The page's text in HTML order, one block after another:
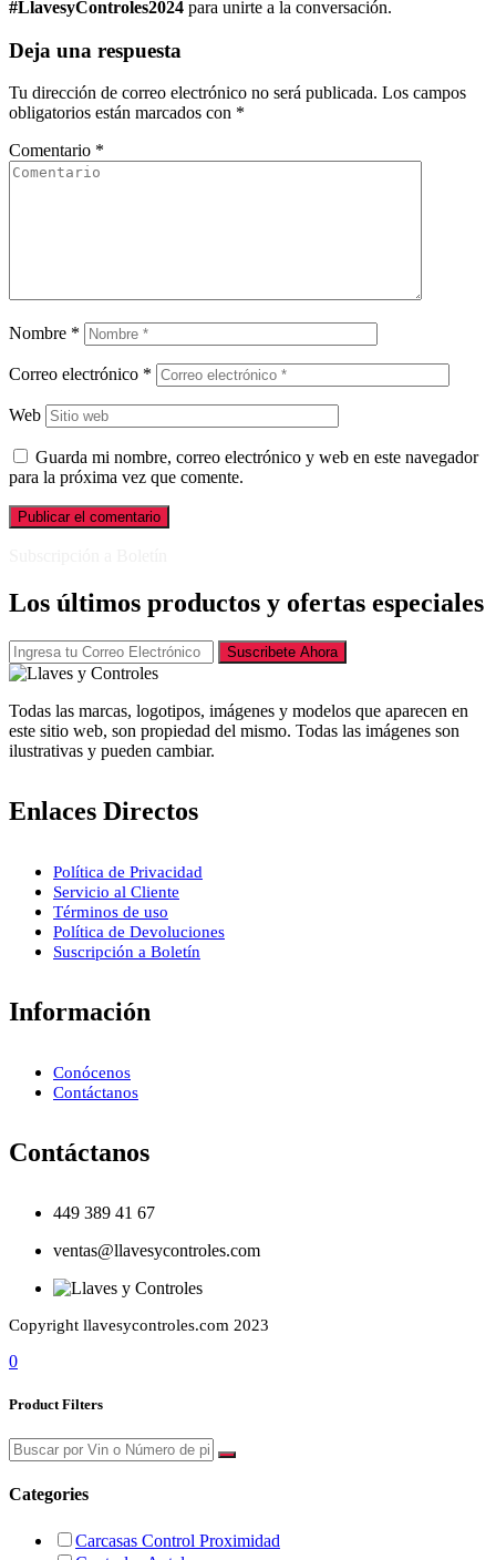
#LlavesyControles2024 para unirte a la conversación.
Deja una respuesta
Tu dirección de correo electrónico no será publicada. Los campos
obligatorios están marcados con *
Comentario *
Nombre *
Correo electrónico *
Web
Guarda mi nombre, correo electrónico y web en este navegador
para la próxima vez que comente.
Los últimos productos y ofertas especiales
Suscribete Ahora
Todas las marcas, logotipos, imágenes y modelos que aparecen en
este sitio web, son propiedad del mismo. Todas las imágenes son
ilustrativas y pueden cambiar.
Enlaces Directos
Política de Privacidad
Servicio al Cliente
Términos de uso
Política de Devoluciones
Suscripción a Boletín
Información
Conócenos
Contáctanos
Contáctanos
449 389 41 67
ventas@llavesycontroles.com
Copyright llavesycontroles.com 2023
0
Product Filters
Categories
Carcasas Control Proximidad